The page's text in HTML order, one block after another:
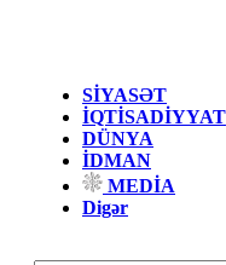
SİYASƏT
İQTİSADİYYAT
DÜNYA
İDMAN
MEDİA
Digər